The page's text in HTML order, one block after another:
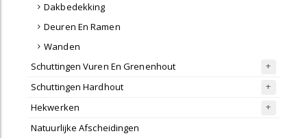
Dakbedekking
Deuren En Ramen
Wanden
Schuttingen Vuren En Grenenhout
Schuttingen Hardhout
Hekwerken
Natuurlijke Afscheidingen